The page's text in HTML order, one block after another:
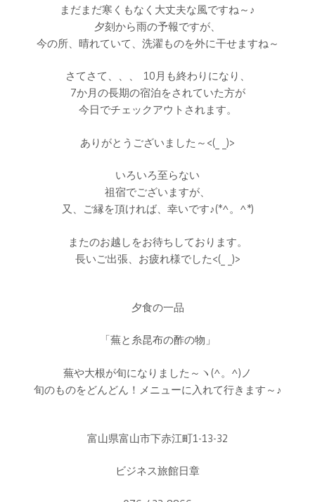
まだまだ寒くもなく大丈夫な風ですね～♪
夕刻から雨の予報ですが、
今の所、晴れていて、洗濯ものを外に干せますね～
さてさて、、、 10月も終わりになり、
7か月の長期の宿泊をされていた方が
今日でチェックアウトされます。
ありがとうございました～<(_ _)>
いろいろ至らない
祖宿でございますが、
又、ご縁を頂ければ、幸いです♪(*^。^*)
またのお越しをお待ちしております。
長いご出張、お疲れ様でした<(_ _)>
夕食の一品
「蕪と糸昆布の酢の物」
蕪や大根が旬になりました～ヽ(^。^)ノ
旬のものをどんどん！メニューに入れて行きます～♪
富山県富山市下赤江町1-13-32
ビジネス旅館日章